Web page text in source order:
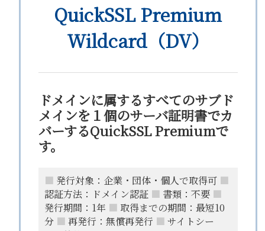
QuickSSL Premium
Wildcard（DV）
ドメインに属するすべてのサブド
メインを１個のサーバ証明書でカ
バーするQuickSSL Premiumで
す。
■ 発行対象：企業・団体・個人で取得可 ■
認証方法：ドメイン認証 ■ 書類：不要 ■
発行期間：1年 ■ 取得までの期間：最短10
分 ■ 再発行：無償再発行 ■ サイトシー